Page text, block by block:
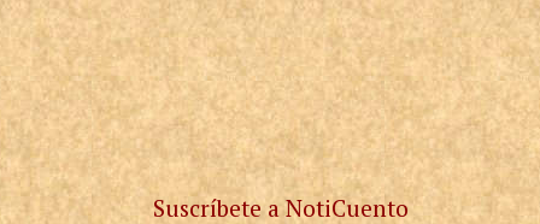
Suscríbete a NotiCuento